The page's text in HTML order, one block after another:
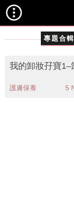
專題合輯
我的卸妝孖寶1–
護膚保養 5